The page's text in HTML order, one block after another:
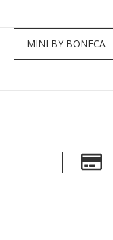
MINI BY BONECA